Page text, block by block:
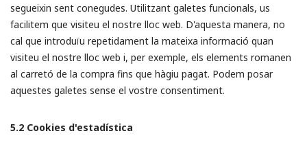
segueixin sent conegudes. Utilitzant galetes funcionals, us
facilitem que visiteu el nostre lloc web. D'aquesta manera, no
cal que introduïu repetidament la mateixa informació quan
visiteu el nostre lloc web i, per exemple, els elements romanen
al carretó de la compra fins que hàgiu pagat. Podem posar
aquestes galetes sense el vostre consentiment.
5.2 Cookies d'estadística